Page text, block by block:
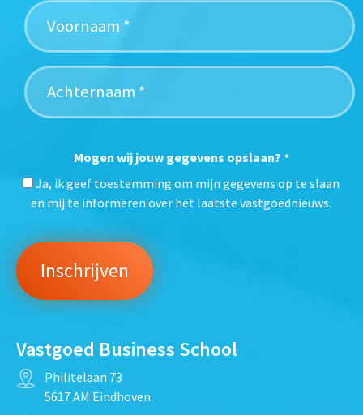
Mogen wij jouw gegevens opslaan? *
Ja, ik geef toestemming om mijn gegevens op te slaan
en mij te informeren over het laatste vastgoednieuws.
Vastgoed Business School
Philitelaan 73
5617 AM Eindhoven